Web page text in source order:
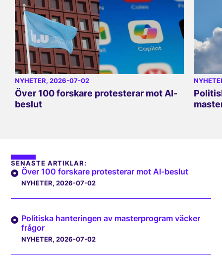
NYHETER, 2026-07-02
Över 100 forskare protesterar mot AI-
beslut
SENASTE ARTIKLAR:
Över 100 forskare protesterar mot AI-beslut
NYHETER, 2026-07-02
Politiska hanteringen av masterprogram väcker
frågor
NYHETER, 2026-07-02